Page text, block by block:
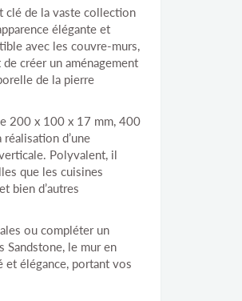
clé de la vaste collection
élégante et
avec les couvre-murs,
créer un aménagement
de la pierre
200 x 100 x 17 mm, 400
d’une
Polyvalent, il
que les cuisines
bien d’autres
ou compléter un
Sandstone, le mur en
et élégance, portant vos